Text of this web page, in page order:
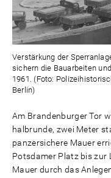
Verstärkung der
sichern die Bauarbeiten
1961. (Foto:
Berlin)
Am Brandenburger Tor
halbrunde, zwei Meter
panzersichere Mauer
Potsdamer Platz bis zur
Mauer durch das